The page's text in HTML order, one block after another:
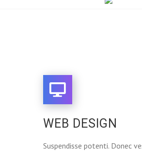
WEB DESIGN
Suspendisse potenti. Donec